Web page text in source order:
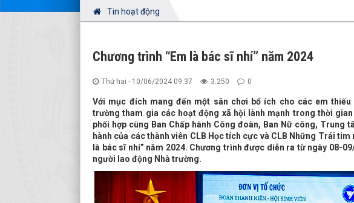
Tin hoạt động
Chương trình “Em là bác sĩ nhí” năm 2024
Thứ hai - 10/06/2024 09:37 3.250 0
Với mục đích mang đến một sân chơi bổ ích cho các em
trường tham gia các hoạt động xã hội lành mạnh trong thời
phối hợp cùng Ban Chấp hành Công đoàn, Ban Nữ công, Trung
hành của các thành viên CLB Học tích cực và CLB Những Trái
là bác sĩ nhí” năm 2024. Chương trình được diễn ra từ ngày 08-
người lao động Nhà trường.